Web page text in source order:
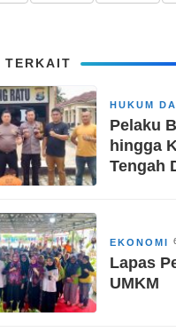
HUKUM
Pelaku
hingga
Tengah
EKONOMI
Lapas
UMKM